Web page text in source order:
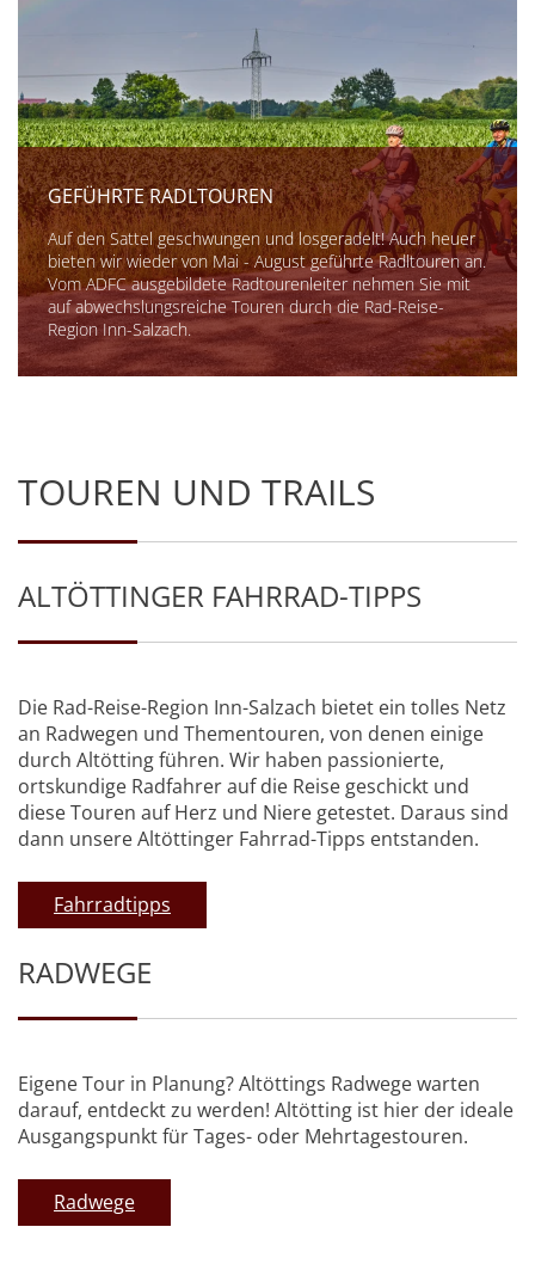
GEFÜHRTE RADLTOUREN
Auf den Sattel geschwungen und losgeradelt! Auch heuer
bieten wir wieder von Mai - August geführte Radltouren an.
Vom ADFC ausgebildete Radtourenleiter nehmen Sie mit
auf abwechslungsreiche Touren durch die Rad-Reise-
Region Inn-Salzach.
TOUREN UND TRAILS
ALTÖTTINGER FAHRRAD-TIPPS
Die Rad-Reise-Region Inn-Salzach bietet ein tolles Netz
an Radwegen und Thementouren, von denen einige
durch Altötting führen. Wir haben passionierte,
ortskundige Radfahrer auf die Reise geschickt und
diese Touren auf Herz und Niere getestet. Daraus sind
dann unsere Altöttinger Fahrrad-Tipps entstanden.
Fahrradtipps
RADWEGE
Eigene Tour in Planung? Altöttings Radwege warten
darauf, entdeckt zu werden! Altötting ist hier der ideale
Ausgangspunkt für Tages- oder Mehrtagestouren.
Radwege